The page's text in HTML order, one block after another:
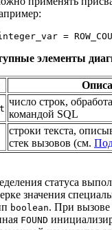
=
элементы
число строк,
командой SQL
строки текста,
стек вызовов (см.
статуса
значения
boolean. При
FOUND